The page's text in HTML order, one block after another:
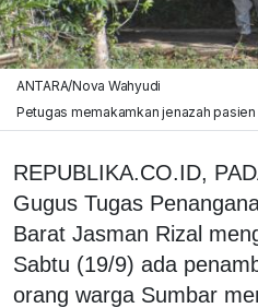
ANTARA/Nova Wahyudi
Petugas memakamkan jenazah
REPUBLIKA.CO.ID,
Gugus Tugas
Barat Jasman Rizal
Sabtu (19/9) ada
orang warga Sumbar